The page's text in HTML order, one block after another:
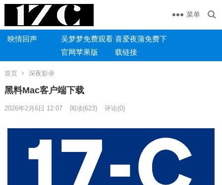
菜单
映情回声
吴梦梦免费观看
官网苹果版
喜爱夜蒲免费下
载链接
首页 深夜影录
黑料Mac客户端下载
2026年2月6日 12:07 阅读(623) 评论(0)